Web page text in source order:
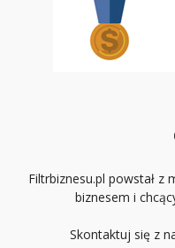
Filtrbiznesu.pl powstał z
biznesem i
Skontaktuj się z